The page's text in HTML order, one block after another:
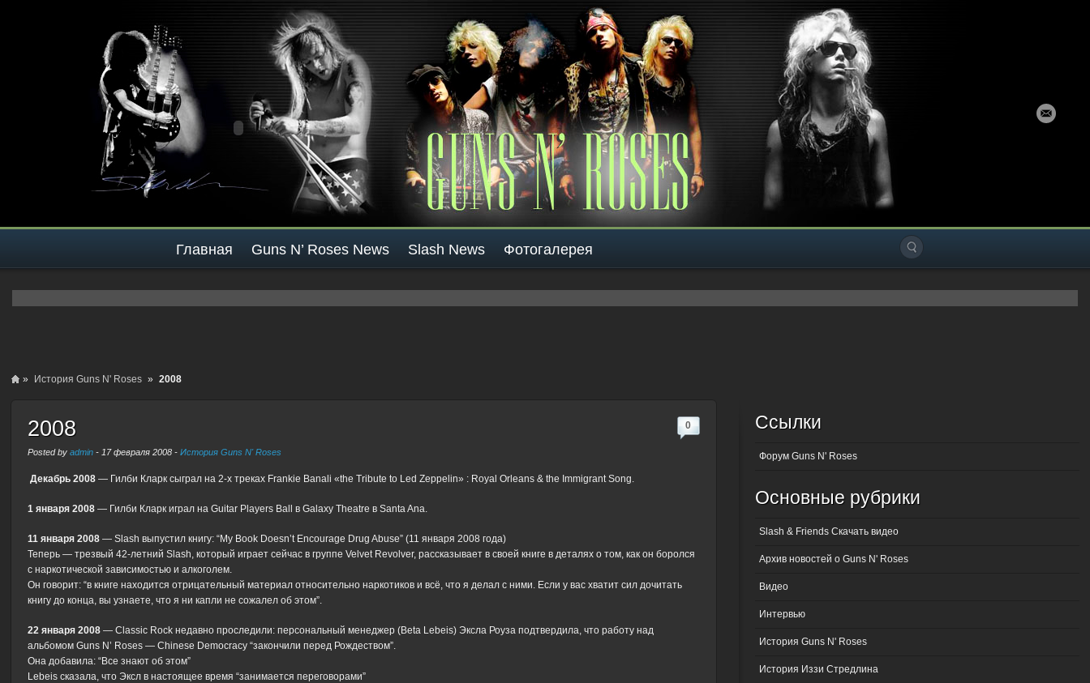
Главная Guns N’ Roses News Slash News Фотогалерея
» История Guns N' Roses » 2008
2008
Posted byadmin - 17 февраля 2008 -История Guns N' Roses
0
Декабрь 2008 — Гилби Кларк сыграл на 2-х треках Frankie Banali «the Tribute to Led Zeppelin» : Royal Orleans & the Immigrant Song.
1 января 2008 — Гилби Кларк играл на Guitar Players Ball в Galaxy Theatre в Santa Ana.
11 января 2008 — Slash выпустил книгу: “My Book Doesn’t Encourage Drug Abuse” (11 января 2008 года)
Теперь — трезвый 42-летний Slash, который играет сейчас в группе Velvet Revolver, рассказывает в своей книге в деталях о том, как он боролся
с наркотической зависимостью и алкоголем.
Он говорит: “в книге находится отрицательный материал относительно наркотиков и всё, что я делал с ними. Если у вас хватит сил дочитать
книгу до конца, вы узнаете, что я ни капли не сожалел об этом”.
22 января 2008 — Classic Rock недавно проследили: персональный менеджер (Beta Lebeis) Эксла Роуза подтвердила, что работу над
альбомом Guns N’ Roses — Chinese Democracy “закончили перед Рождеством”.
Она добавила: “Все знают об этом”
Lebeis сказала, что Эксл в настоящее время “занимается переговорами”
Ссылки
Форум Guns N' Roses
Основные рубрики
Slash & Friends Скачать видео
Архив новостей о Guns N' Roses
Видео
Интервью
История Guns N' Roses
История Иззи Стредлина